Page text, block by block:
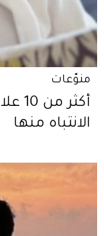
منوّعات
الانتباه منها